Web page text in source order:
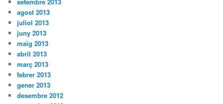
agost 2013
juliol 2013
juny 2013
maig 2013
abril 2013
març 2013
febrer 2013
gener 2013
desembre 2012